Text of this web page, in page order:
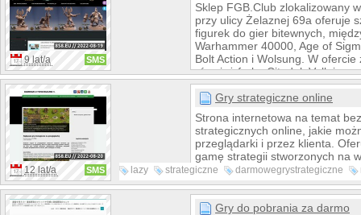
Wy, nasi czytelnicy, macie
decydowania, który tytuł jest
atrakcyjny.
9 lat/a SMS
Sklep FGB.Club zlokalizowany
przy ulicy Żelaznej 69a oferuje
figurek do gier bitewnych,
Warhammer 40000, Age of
Bolt Action i Wolsung. W ofercie
również farby Citadel, Vallejo
duży wybór pędzli, narzędzi i
modelarskiej, podstawek oraz
hobbystów. Organizujemy
akademie dla nowych graczy.
12 lat/a SMS
Gry strategiczne online
Strona internetowa na temat
strategicznych online, jakie
przeglądarki i przez klienta.
gamę strategii stworzonych na
popularne urządzenia –
komputery. Oprócz tego
które jakością odbiegają od
dostępnych gier online –
lazy strategiczne darmowegrystrategiczne
resort
tribal settlers
Gry do pobrania za darmo